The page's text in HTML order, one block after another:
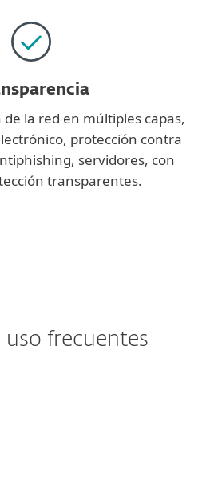
la red en múltiples capas,
protección contra
servidores, con
transparentes.
uso frecuentes